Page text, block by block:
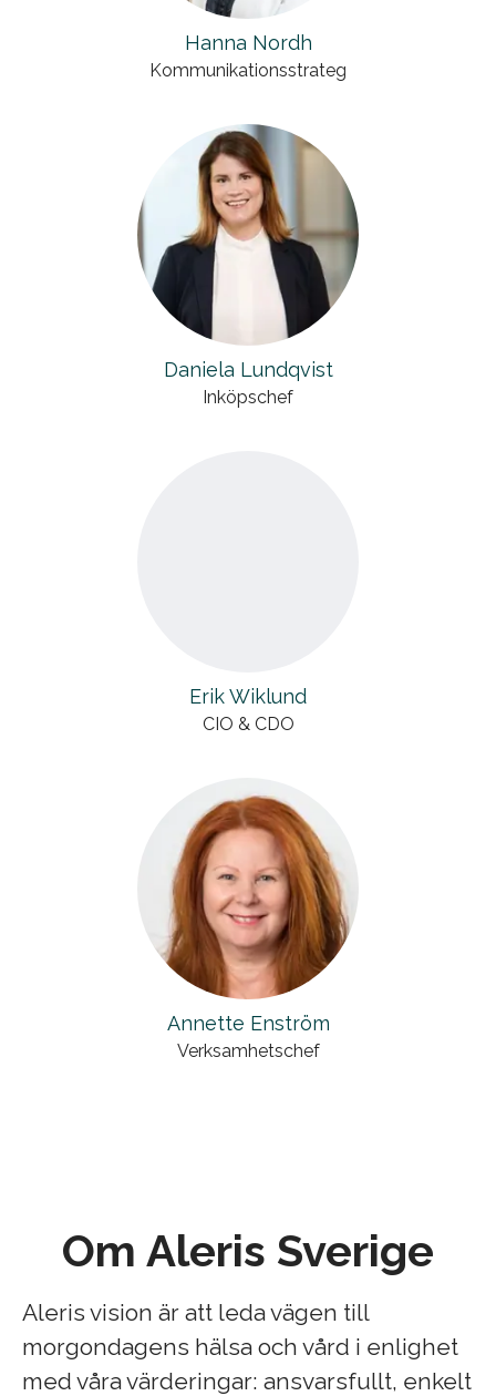
Hanna Nordh
Kommunikationsstrateg
Daniela Lundqvist
Inköpschef
Erik Wiklund
CIO & CDO
Annette Enström
Verksamhetschef
Om Aleris Sverige
Aleris vision är att leda vägen till
morgondagens hälsa och vård i enlighet
med våra värderingar: ansvarsfullt, enkelt